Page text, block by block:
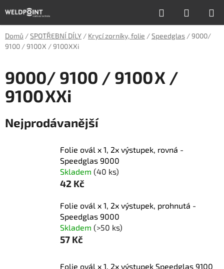
na
obsah
Hledat
KOŠÍK
Domů /SPOTŘEBNÍ DÍLY / Krycí zorníky, folie /Speedglas /9000/
9100 / 9100 X / 9100 XXi
9000/ 9100 / 9100 X /
9100 XXi
Nejprodávanější
Folie ovál x 1, 2x výstupek, rovná -
Speedglas 9000
Skladem (40 ks)
42 Kč
Folie ovál x 1, 2x výstupek, prohnutá -
Speedglas 9000
Skladem (>50 ks)
57 Kč
Folie ovál x 1, 2x výstupek Speedglas 9100